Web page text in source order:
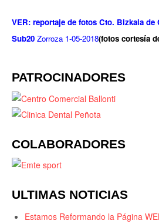
VER: reportaje de fotos Cto. Bizkaia de
Sub20 Zorroza 1-05-2018(fotos cortesía
PATROCINADORES
COLABORADORES
ULTIMAS NOTICIAS
Estamos Reformando la Página